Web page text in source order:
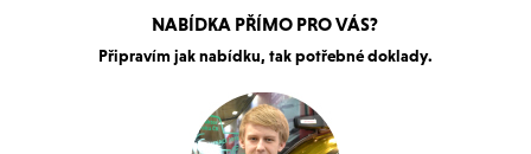
NABÍDKA PŘÍMO PRO VÁS?
Připravím jak nabídku, tak potřebné doklady.